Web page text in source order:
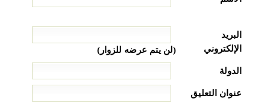
البريد
الإلكتروني
(لن يتم عرضه للزوار)
الدولة
عنوان التعليق